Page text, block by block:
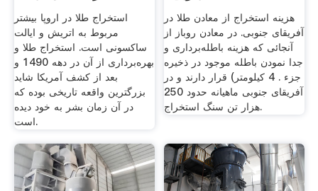
فرادرس
استخراج طلا در اروپا بیشتر
مربوط به اتریش و ایالت
ساکسونی است. استخراج طلا و
بهره‌برداری از آن در دهه 1490 و
بعد از کشف آمریکا شاید
بزرگترین واقعه‌ تاریخی بوده که
در آن زمان بشر به خود دیده
است.
هزینه استخراج از معادن طلا در
آفریقای جنوبی. در معادن روباز از
آنجائی كه هزینه باطله‌برداری و
جدا نمودن باطله موجود در ذخیره
جزء . 4 كیلومتر) قرار دارند و در
آفریقای جنوبی ماهیانه حدود 250
هزار تن سنگ استخراج.